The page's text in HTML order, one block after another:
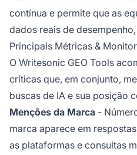
contínua e permite que as
dados reais de
Principais Métricas &
O Writesonic GEO Tools
críticas que, em conjunto,
buscas de IA e sua posição
Menções da Marca -
marca aparece em
as plataformas e consultas